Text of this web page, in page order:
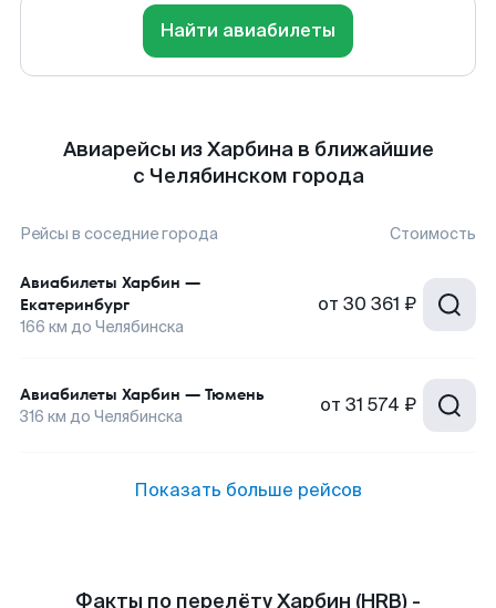
Найти авиабилеты
Авиарейсы из Харбина в ближайшие
с Челябинском города
Рейсы в соседние города Стоимость
Авиабилеты Харбин —
Екатеринбург
166 км до Челябинска
от 30 361 ₽
Авиабилеты Харбин — Тюмень
316 км до Челябинска от 31 574 ₽
Показать больше рейсов
Факты по перелёту Харбин (HRB) -